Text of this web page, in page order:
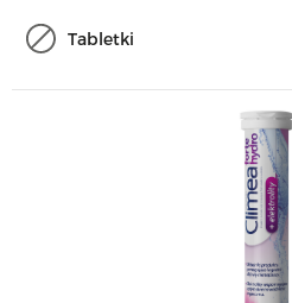
Tabletki